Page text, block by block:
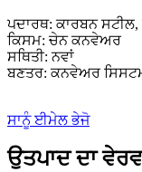
ਪਦਾਰਥ: ਕਾਰਬਨ ਸਟੀਲ,
ਕਿਸਮ: ਚੇਨ ਕਨਵੇਅਰ
ਸਥਿਤੀ: ਨਵਾਂ
ਬਣਤਰ: ਕਨਵੇਅਰ
ਸਾਨੂੰ ਈਮੇਲ ਭੇਜੋ
ਉਤਪਾਦ ਦਾ